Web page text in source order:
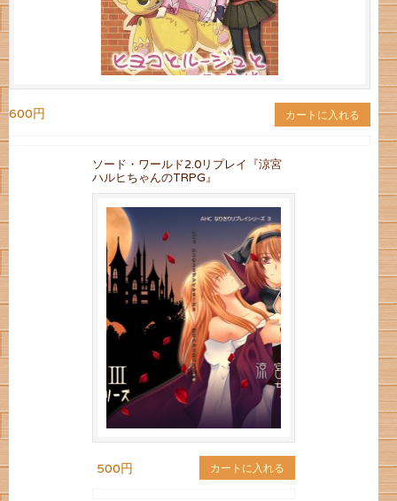
600円 カートに入れる
ソード・ワールド2.0リプレイ『涼宮
ハルヒちゃんのTRPG』
500円 カートに入れる